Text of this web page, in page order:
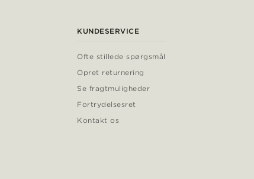
KUNDESERVICE
Ofte stillede spørgsmål
Opret returnering
Se fragtmuligheder
Fortrydelsesret
Kontakt os